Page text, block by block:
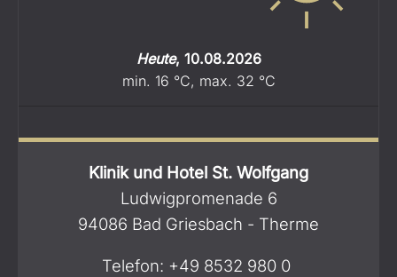
Heute, 10.08.2026
min. 16 °C, max. 32 °C
Klinik und Hotel St. Wolfgang
Ludwigpromenade 6
94086 Bad Griesbach - Therme
Telefon: +49 8532 980 0